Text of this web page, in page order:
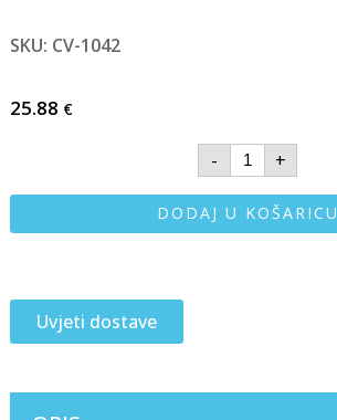
SKU: CV-1042
25.88 €
- +
DODAJ U KOŠARICU
Uvjeti dostave